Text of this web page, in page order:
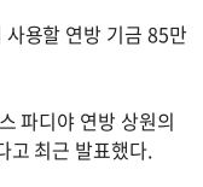
용할 연방 기금 85만
파디야 연방 상원의
고 최근 발표했다.